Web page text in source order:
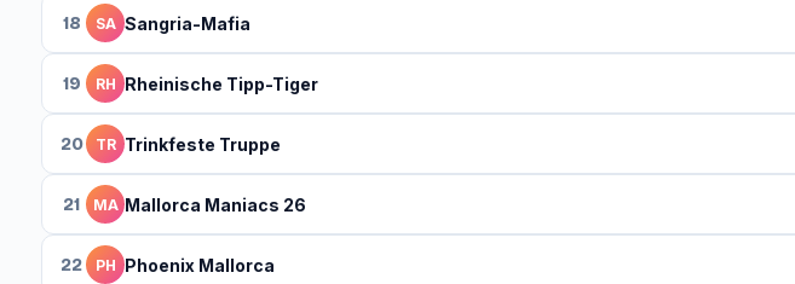
18 SA Sangria-Mafia
19 RH Rheinische Tipp-Tiger
20 TR Trinkfeste Truppe
21 MA Mallorca Maniacs 26
22 PH Phoenix Mallorca